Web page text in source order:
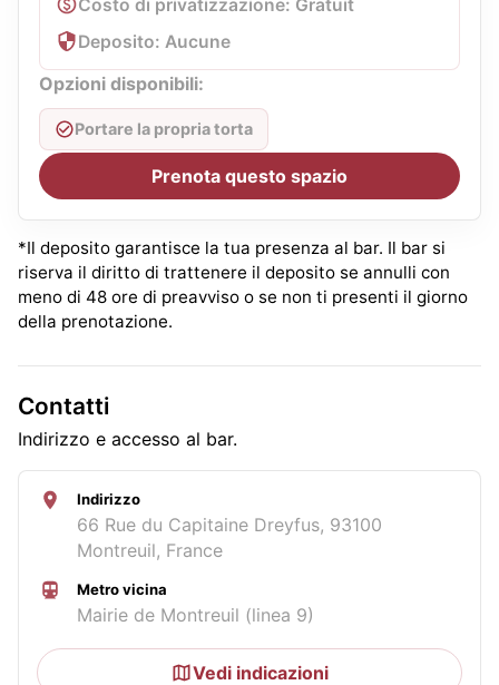
Costo di privatizzazione: Gratuit
Deposito: Aucune
Opzioni disponibili:
Portare la propria torta
Prenota questo spazio
*Il deposito garantisce la tua presenza al bar. Il bar si
riserva il diritto di trattenere il deposito se annulli con
meno di 48 ore di preavviso o se non ti presenti il giorno
della prenotazione.
Contatti
Indirizzo e accesso al bar.
Indirizzo
66 Rue du Capitaine Dreyfus, 93100
Montreuil, France
Metro vicina
Mairie de Montreuil (linea 9)
Vedi indicazioni